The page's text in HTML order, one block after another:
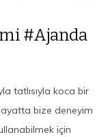
#Ajanda
tatlısıyla koca bir
hayatta bize deneyim
için